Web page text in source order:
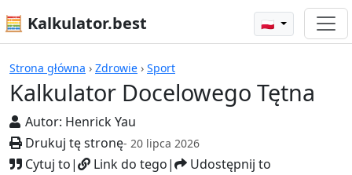
🧮 Kalkulator.best 🇵🇱
Strona główna › Zdrowie › Sport
Kalkulator Docelowego Tętna
Autor: Henrick Yau
Drukuj tę stronę- 20 lipca 2026
Cytuj to| Link do tego| Udostępnij to
Kalkulatory